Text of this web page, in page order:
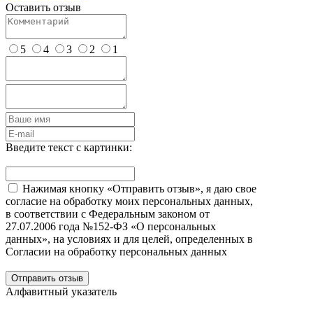
Оставить отзыв
5 4 3 2 1
Введите текст с картинки:
Нажимая кнопку «Отправить отзыв», я даю свое
согласие на обработку моих персональных данных,
в соответствии с Федеральным законом от
27.07.2006 года №152-ФЗ «О персональных
данных», на условиях и для целей, определенных в
Согласии на обработку персональных данных
Отправить отзыв
Алфавитный указатель